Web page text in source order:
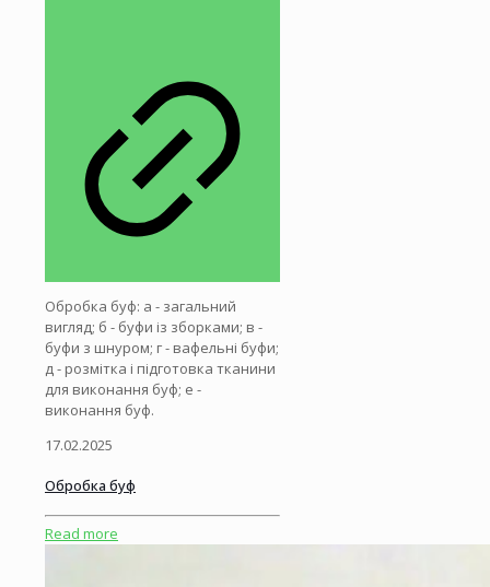
Обробка буф: а - загальний
вигляд; б - буфи із зборками; в -
буфи з шнуром; г - вафельні буфи;
д - розмітка і підготовка тканини
для виконання буф; е -
виконання буф.
17.02.2025
Обробка буф
Read more